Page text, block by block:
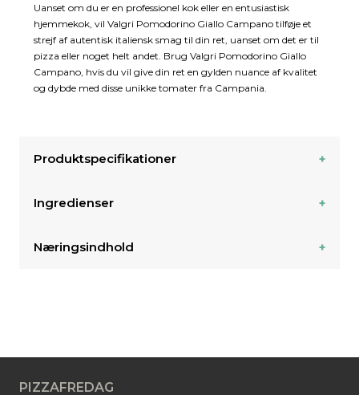
Uanset om du er en professionel kok eller en entusiastisk
hjemmekok, vil Valgri Pomodorino Giallo Campano tilføje et
strejf af autentisk italiensk smag til din ret, uanset om det er til
pizza eller noget helt andet. Brug Valgri Pomodorino Giallo
Campano, hvis du vil give din ret en gylden nuance af kvalitet
og dybde med disse unikke tomater fra Campania.
Produktspecifikationer
Ingredienser
Næringsindhold
PIZZAFREDAG